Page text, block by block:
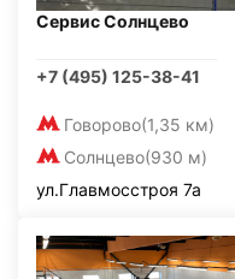
Сервис Солнцево
+7 (495) 125-38-41
Говорово(1,35 км)
Солнцево(930 м)
ул.Главмосстроя 7а